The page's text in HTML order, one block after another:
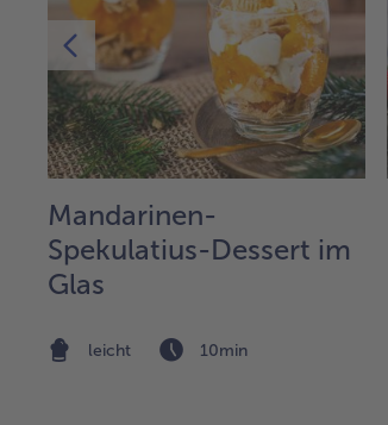
Mandarinen-
Spekulatius-Dessert im
Glas
leicht 10min